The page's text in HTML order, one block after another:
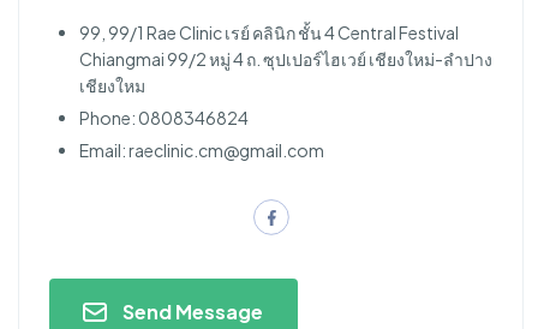
99, 99/1 Rae Clinic เรย์ คลินิก ชั้น 4 Central Festival
Chiangmai 99/2 หมู่ 4 ถ. ซุปเปอร์ไฮเวย์ เชียงใหม่-ลำปาง
เชียงใหม
Phone: 0808346824
Email:raeclinic.cm@gmail.com
Send Message